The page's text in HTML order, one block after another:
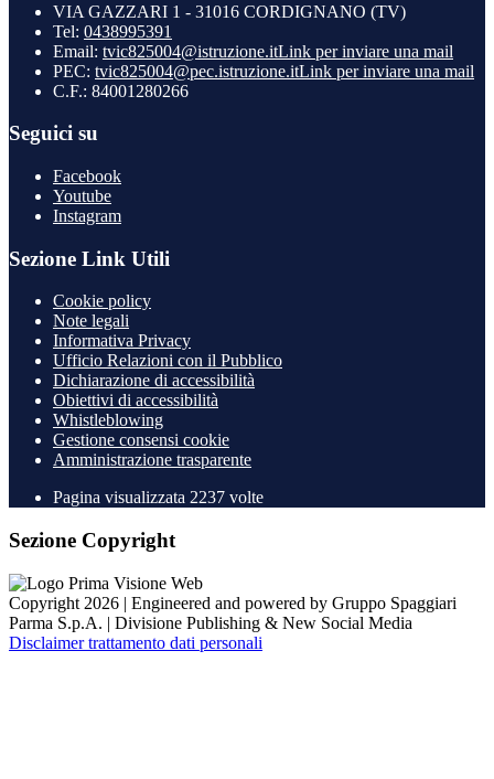
VIA GAZZARI 1 - 31016 CORDIGNANO (TV)
Tel: 0438995391
Email: tvic825004@istruzione.itLink per inviare una mail
PEC: tvic825004@pec.istruzione.itLink per inviare una mail
C.F.: 84001280266
Seguici su
Facebook
Youtube
Instagram
Sezione Link Utili
Cookie policy
Note legali
Informativa Privacy
Ufficio Relazioni con il Pubblico
Dichiarazione di accessibilità
Obiettivi di accessibilità
Whistleblowing
Gestione consensi cookie
Amministrazione trasparente
Pagina visualizzata 2237 volte
Sezione Copyright
Copyright 2026 | Engineered and powered by Gruppo Spaggiari
Parma S.p.A. | Divisione Publishing & New Social Media
Disclaimer trattamento dati personali